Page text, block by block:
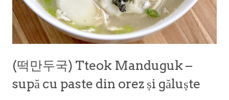
(떡만두국) Tteok Manduguk –
supă cu paste din orez și găluște